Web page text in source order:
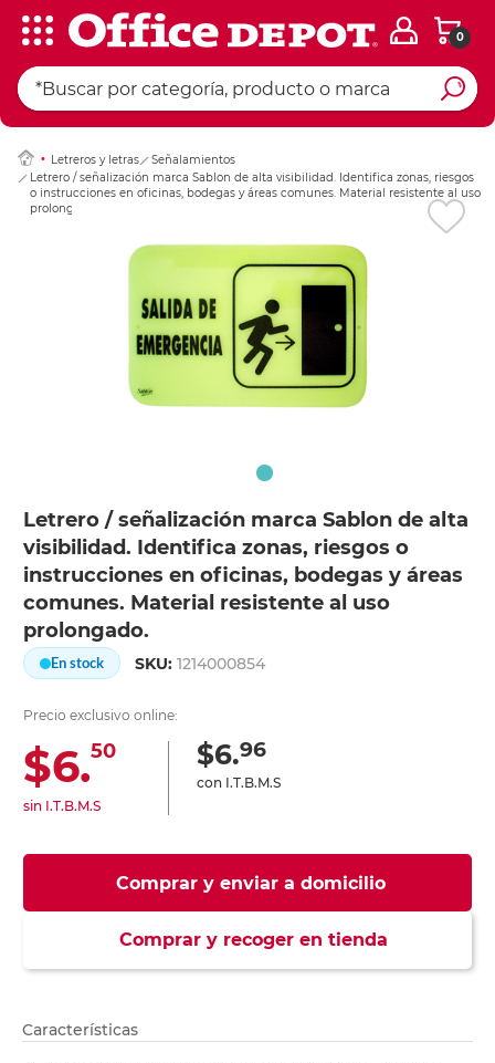
0
Letreros y letras
Señalamientos
Letrero / señalización marca Sablon de alta visibilidad. Identifica zonas, riesgos
o instrucciones en oficinas, bodegas y áreas comunes. Material resistente al uso
prolongado.
Letrero / señalización marca Sablon de alta
visibilidad. Identifica zonas, riesgos o
instrucciones en oficinas, bodegas y áreas
comunes. Material resistente al uso
prolongado.
En stock SKU:1214000854
Precio exclusivo online:
$6.50
sin I.T.B.M.S
$6.96
con I.T.B.M.S
Comprar y enviar a domicilio
Comprar y recoger en tienda
Ingresar Codigo
Características